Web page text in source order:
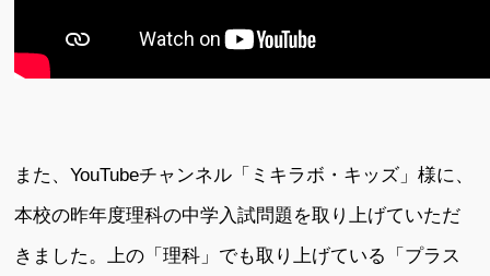
また、YouTubeチャンネル「ミキラボ・キッズ」様に、
本校の昨年度理科の中学入試問題を取り上げていただ
きました。上の「理科」でも取り上げている「プラス